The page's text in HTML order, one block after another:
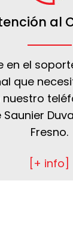
al
en el
que
nuestro
Fresno.
[+ info]